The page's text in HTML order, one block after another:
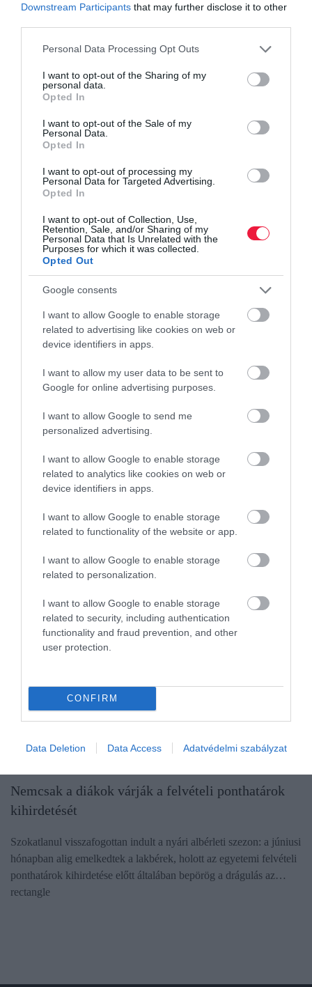
Downstream Participants that may further disclose it to other
Please note that this website/app uses one or more Google
not limited to your visit or usage behaviour. You may click to
grant or deny consent to Google and its third-party tags to
use your data for below specified purposes in below Google
consent section.
Personal Data Processing Opt Outs
I want to opt-out of the Sharing of my
personal data.
Opted In
I want to opt-out of the Sale of my
Personal Data.
Opted In
I want to opt-out of processing my
Personal Data for Targeted Advertising.
Opted In
I want to opt-out of Collection, Use,
Retention, Sale, and/or Sharing of my
Personal Data that Is Unrelated with the
Purposes for which it was collected.
Opted Out
Google consents
I want to allow Google to enable storage
related to advertising like cookies on web or
device identifiers in apps.
I want to allow my user data to be sent to
Google for online advertising purposes.
I want to allow Google to send me
personalized advertising.
I want to allow Google to enable storage
related to analytics like cookies on web or
device identifiers in apps.
I want to allow Google to enable storage
related to functionality of the website or app.
I want to allow Google to enable storage
related to personalization.
I want to allow Google to enable storage
related to security, including authentication
functionality and fraud prevention, and other
user protection.
CONFIRM
Data Deletion Data Access Adatvédelmi szabályzat
A MI sem mentette meg a NAV-tól a borsodi
vállalkozót
Mesterséges intelligenciával szerkesztett képekkel próbálta
igazolni egy borsodi vállalkozó, hogy cége székhelye megfelel az
előírásoknak. A NAV azonban hamar kiszúrta az
Nemcsak a diákok várják a felvételi ponthatárok
kihirdetését
Szokatlanul visszafogottan indult a nyári albérleti szezon: a júniusi
hónapban alig emelkedtek a lakbérek, holott az egyetemi felvételi
ponthatárok kihirdetése előtt általában bepörög a drágulás az…
rectangle